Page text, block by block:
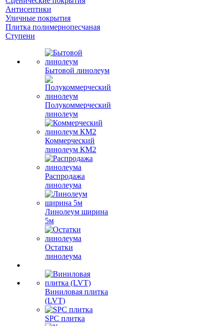
Антисептики
Уличные покрытия
Плитка полимернопесчаная
Ступени
Бытовой линолеум
Полукоммерческий
линолеум
Коммерческий
линолеум КМ2
Распродажа
линолеума
Линолеум ширина
5м
Остатки
линолеума
Виниловая плитка
(LVT)
SPC плитка